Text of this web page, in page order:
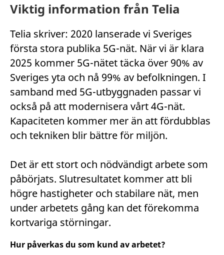
Viktig information från Telia
Telia skriver: 2020 lanserade vi Sveriges
första stora publika 5G-nät. När vi är klara
2025 kommer 5G-nätet täcka över 90% av
Sveriges yta och nå 99% av befolkningen. I
samband med 5G-utbyggnaden passar vi
också på att modernisera vårt 4G-nät.
Kapaciteten kommer mer än att fördubblas
och tekniken blir bättre för miljön.
Det är ett stort och nödvändigt arbete som
påbörjats. Slutresultatet kommer att bli
högre hastigheter och stabilare nät, men
under arbetets gång kan det förekomma
kortvariga störningar.
Hur påverkas du som kund av arbetet?